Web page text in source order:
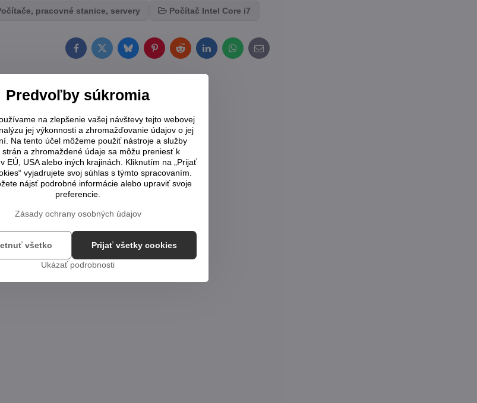
pracovné stanice, servery Počítač Intel Core i7
FacebookTwitterBlueskyPinterestRedditLinkedInWhatsApp
E-
mail
Predvoľby súkromia
na zlepšenie vašej návštevy tejto webovej
jej výkonnosti a zhromažďovanie údajov o jej
Na tento účel môžeme použiť nástroje a služby
a zhromaždené údaje sa môžu preniesť k
EÚ, USA alebo iných krajinách. Kliknutím na „Prijať
vyjadrujete svoj súhlas s týmto spracovaním.
nájsť podrobné informácie alebo upraviť svoje
preferencie.
Zásady ochrany osobných údajov
Ukázať podrobnosti
Prijať všetky cookies
všetko